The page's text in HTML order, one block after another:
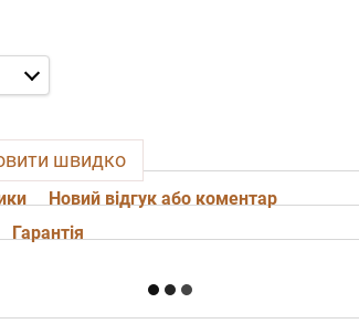
швидко
Новий відгук або коментар
Гарантія